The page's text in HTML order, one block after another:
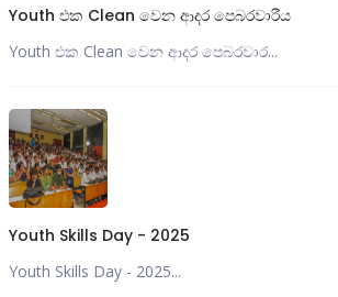
Youth එක Clean වෙන ආදර පෙබරවාරීය
Youth එක Clean වෙන ආදර පෙබරවාර...
Youth Skills Day - 2025
Youth Skills Day - 2025...